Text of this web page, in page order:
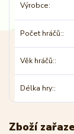
Výrobce
Počet hráčů:
Věk hráčů:
Délka hry:
Zboží